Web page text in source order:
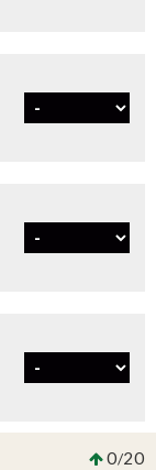
0/20